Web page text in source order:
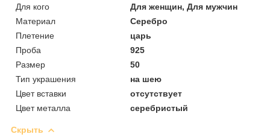
Для кого
Для женщин, Для мужчин
Материал
Серебро
Плетение
царь
Проба
925
Размер
50
Тип украшения
на шею
Цвет вставки
отсутствует
Цвет металла
серебристый
Скрыть